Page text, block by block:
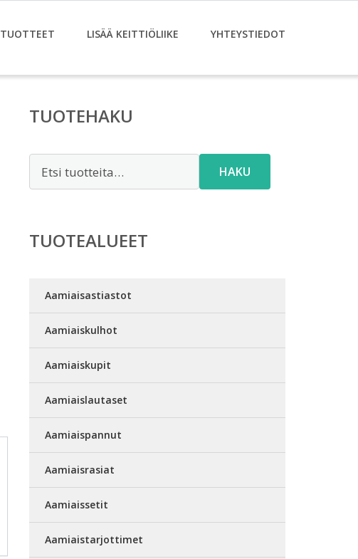
TUOTTEET LISÄÄ KEITTIÖLIIKE YHTEYSTIEDOT
TUOTEHAKU
HAKU
TUOTEALUEET
Aamiaisastiastot
Aamiaiskulhot
Aamiaiskupit
Aamiaislautaset
Aamiaispannut
Aamiaisrasiat
Aamiaissetit
Aamiaistarjottimet